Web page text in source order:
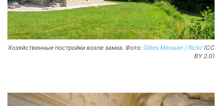
Хозяйственные постройки возле замка. Фото: Gilles Messian / flickr(CC
BY 2.0)